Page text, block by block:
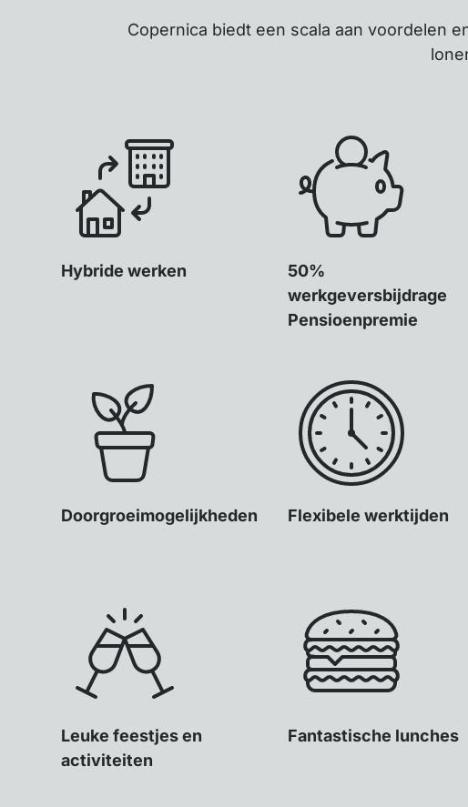
Copernica biedt een scala aan voordelen
Hybride werken
50%
werkgeversbijdrage
Pensioenpremie
Doorgroeimogelijkheden Flexibele werktijden
Leuke feestjes en
activiteiten
Fantastische lunches